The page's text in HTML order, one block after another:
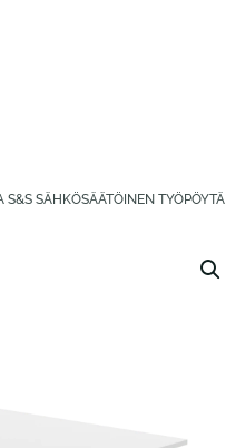
SÄHKÖSÄÄTÖINEN TYÖPÖYTÄ